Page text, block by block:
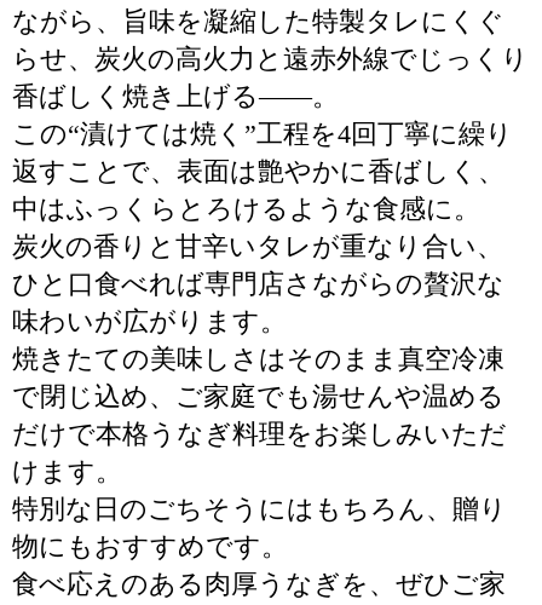
ながら、旨味を凝縮した特製タレにくぐ
らせ、炭火の高火力と遠赤外線でじっくり
香ばしく焼き上げる――。
この“漬けては焼く”工程を4回丁寧に繰り
返すことで、表面は艶やかに香ばしく、
中はふっくらとろけるような食感に。
炭火の香りと甘辛いタレが重なり合い、
ひと口食べれば専門店さながらの贅沢な
味わいが広がります。
焼きたての美味しさはそのまま真空冷凍
で閉じ込め、ご家庭でも湯せんや温める
だけで本格うなぎ料理をお楽しみいただ
けます。
特別な日のごちそうにはもちろん、贈り
物にもおすすめです。
食べ応えのある肉厚うなぎを、ぜひご家